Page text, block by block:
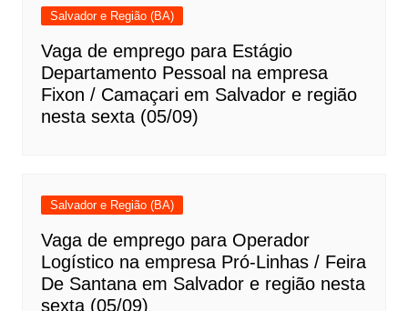
Salvador e Região (BA)
Vaga de emprego para Estágio
Departamento Pessoal na empresa
Fixon / Camaçari em Salvador e região
nesta sexta (05/09)
Salvador e Região (BA)
Vaga de emprego para Operador
Logístico na empresa Pró-Linhas / Feira
De Santana em Salvador e região nesta
sexta (05/09)